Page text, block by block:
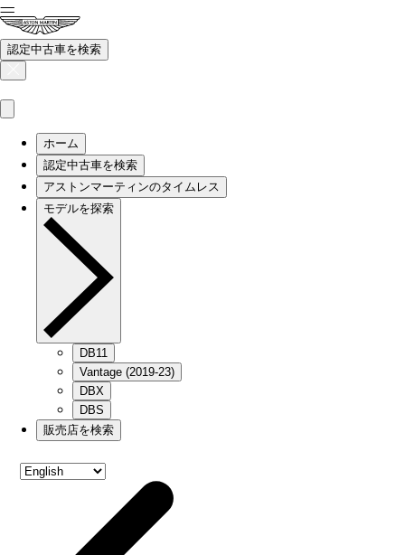
認定中古車を検索
ホーム
認定中古車を検索
アストンマーティンのタイムレス
モデルを探索
DB11
Vantage (2019-23)
DBX
DBS
販売店を検索